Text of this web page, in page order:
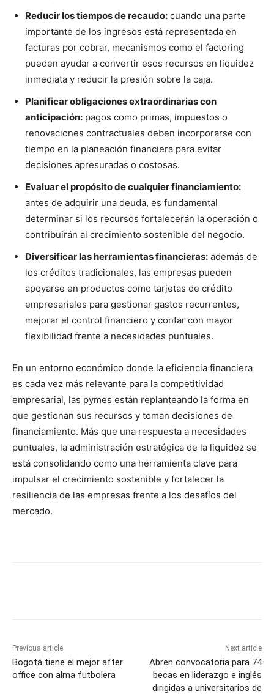
Reducir los tiempos de recaudo: cuando una parte
importante de los ingresos está representada en
facturas por cobrar, mecanismos como el factoring
pueden ayudar a convertir esos recursos en liquidez
inmediata y reducir la presión sobre la caja.
Planificar obligaciones extraordinarias con
anticipación: pagos como primas, impuestos o
renovaciones contractuales deben incorporarse con
tiempo en la planeación financiera para evitar
decisiones apresuradas o costosas.
Evaluar el propósito de cualquier financiamiento:
antes de adquirir una deuda, es fundamental
determinar si los recursos fortalecerán la operación o
contribuirán al crecimiento sostenible del negocio.
Diversificar las herramientas financieras: además de
los créditos tradicionales, las empresas pueden
apoyarse en productos como tarjetas de crédito
empresariales para gestionar gastos recurrentes,
mejorar el control financiero y contar con mayor
flexibilidad frente a necesidades puntuales.
En un entorno económico donde la eficiencia financiera
es cada vez más relevante para la competitividad
empresarial, las pymes están replanteando la forma en
que gestionan sus recursos y toman decisiones de
financiamiento. Más que una respuesta a necesidades
puntuales, la administración estratégica de la liquidez se
está consolidando como una herramienta clave para
impulsar el crecimiento sostenible y fortalecer la
resiliencia de las empresas frente a los desafíos del
mercado.
Previous article
Bogotá tiene el mejor after
office con alma futbolera
Next article
Abren convocatoria para 74
becas en liderazgo e inglés
dirigidas a universitarios de